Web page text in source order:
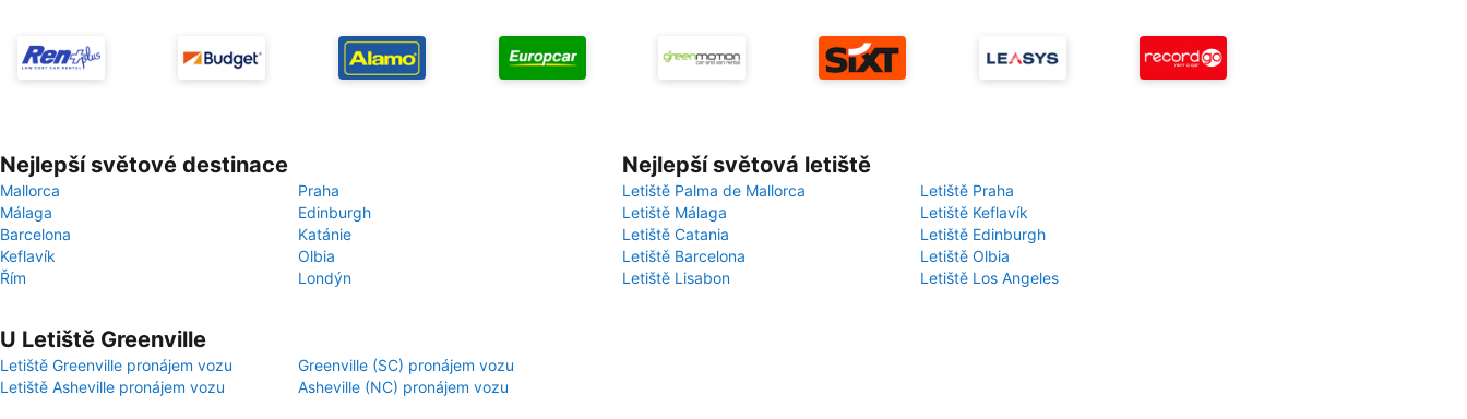
Nejlepší světové destinace
Mallorca
Praha
Málaga
Edinburgh
Barcelona
Katánie
Keflavík
Olbia
Řím
Londýn
Nejlepší světová letiště
Letiště Palma de Mallorca
Letiště Praha
Letiště Málaga
Letiště Keflavík
Letiště Catania
Letiště Edinburgh
Letiště Barcelona
Letiště Olbia
Letiště Lisabon
Letiště Los Angeles
U Letiště Greenville
Letiště Greenville pronájem vozu
Greenville (SC) pronájem vozu
Letiště Asheville pronájem vozu
Asheville (NC) pronájem vozu